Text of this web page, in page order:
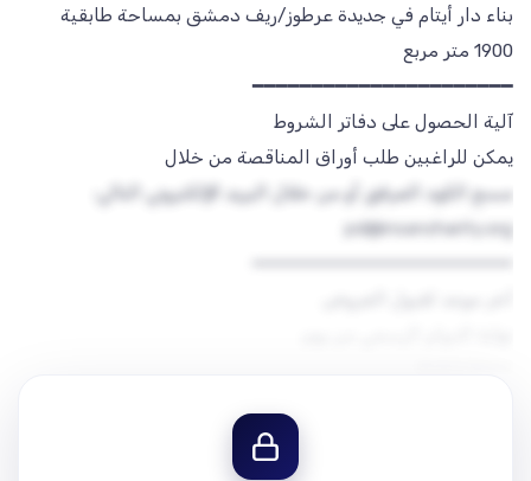
بناء دار أيتام في جديدة عرطوز/ريف دمشق بمساحة طابقية
يمكن للراغبين طلب أوراق المناقصة من خلال
مسح الكود المرفق أو من خلال البريد الإلكتروني التالي:
pd@insancharity.org